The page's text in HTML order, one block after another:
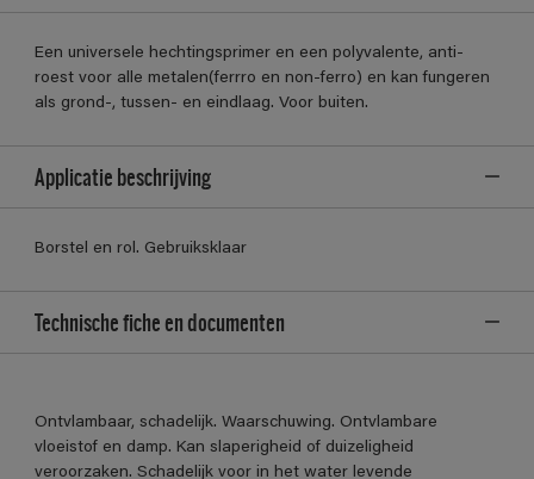
Een universele hechtingsprimer en een polyvalente, anti-
roest voor alle metalen(ferrro en non-ferro) en kan fungeren
als grond-, tussen- en eindlaag. Voor buiten.
Applicatie beschrijving
Borstel en rol. Gebruiksklaar
Technische fiche en documenten
Ontvlambaar, schadelijk. Waarschuwing. Ontvlambare
vloeistof en damp. Kan slaperigheid of duizeligheid
veroorzaken. Schadelijk voor in het water levende